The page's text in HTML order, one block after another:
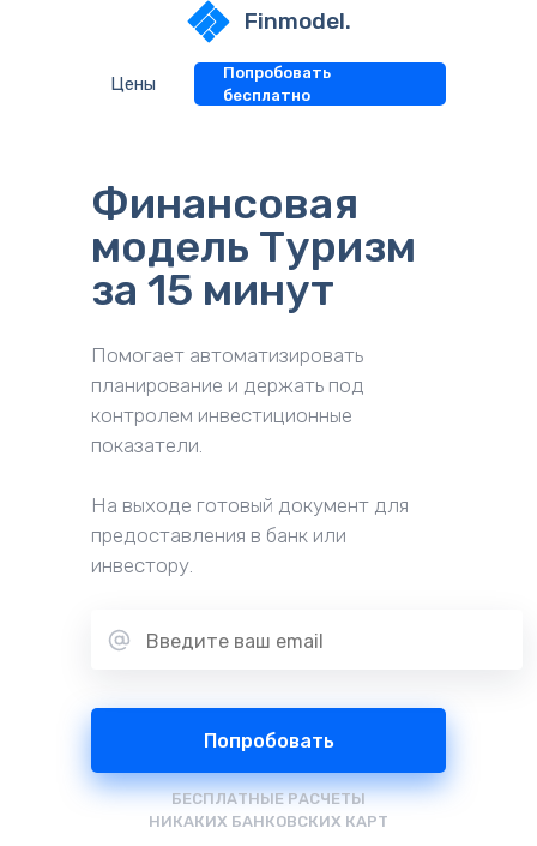
Finmodel.
Цены
Попробовать
бесплатно
Финансовая
модель Туризм
за 15 минут
Помогает автоматизировать
планирование и держать под
контролем инвестиционные
показатели.
На выходе готовый документ для
предоставления в банк или
инвестору.
Попробовать
БЕСПЛАТНЫЕ РАСЧЕТЫ
НИКАКИХ БАНКОВСКИХ КАРТ